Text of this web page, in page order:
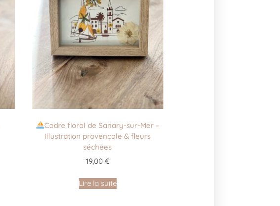
Cadre floral de Sanary-sur-Mer –
Illustration provençale & fleurs
séchées
19,00 €
Lire la suite